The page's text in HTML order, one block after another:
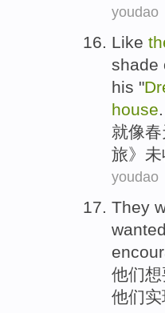
youdao
Like
shade
his "
house.
就像春
旅》 未
youdao
They
他们
他们实